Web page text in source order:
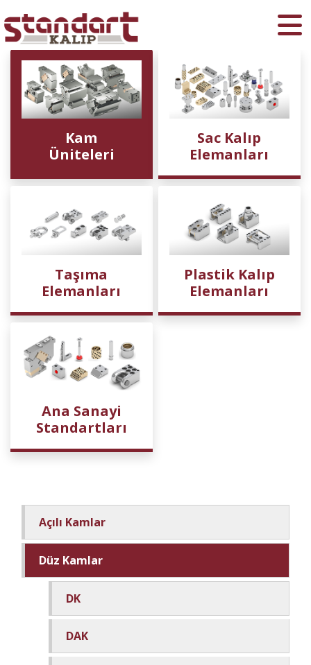
Kam
Üniteleri
Sac Kalıp
Elemanları
Taşıma
Elemanları
Plastik Kalıp
Elemanları
Ana Sanayi
Standartları
Açılı Kamlar
Düz Kamlar
DK
DAK